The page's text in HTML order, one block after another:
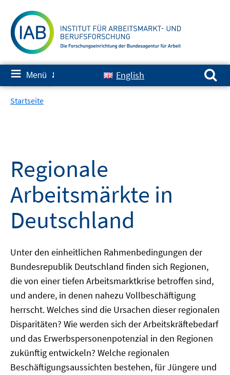
zum
Inhalt
≡ Menü ✘ English
Suchen nach:
Startseite
Regionale
Arbeitsmärkte in
Deutschland
Unter den einheitlichen Rahmenbedingungen der
Bundesrepublik Deutschland finden sich Regionen,
die von einer tiefen Arbeitsmarktkrise betroffen sind,
und andere, in denen nahezu Vollbeschäftigung
herrscht. Welches sind die Ursachen dieser regionalen
Disparitäten? Wie werden sich der Arbeitskräftebedarf
und das Erwerbspersonenpotenzial in den Regionen
zukünftig entwickeln? Welche regionalen
Beschäftigungsaussichten bestehen, für Jüngere und